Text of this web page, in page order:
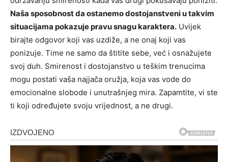
Naša sposobnost da ostanemo dostojanstveni u takvim
situacijama pokazuje pravu snagu karaktera. Uvijek
birajte odgovor koji vas uzdiže, a ne onaj koji vas
ponizuje. Time ne samo da štitite sebe, već i osnažujete
svoj duh. Smirenost i dostojanstvo u teškim trenucima
mogu postati vaša najjača oružja, koja vas vode do
emocionalne slobode i unutrašnjeg mira. Zapamtite, vi ste
ti koji određujete svoju vrijednost, a ne drugi.